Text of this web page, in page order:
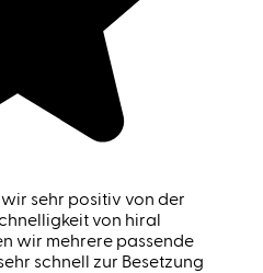
sehr positiv von der
von hiral
wir mehrere passende
schnell zur Besetzung